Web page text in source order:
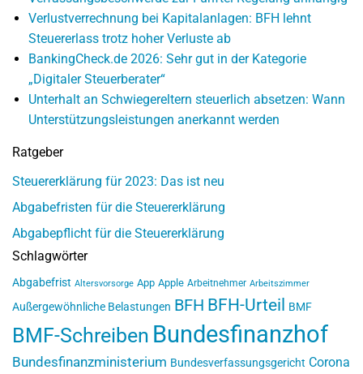
Verlustverrechnung bei Kapitalanlagen: BFH lehnt
Steuererlass trotz hoher Verluste ab
BankingCheck.de 2026: Sehr gut in der Kategorie
„Digitaler Steuerberater“
Unterhalt an Schwiegereltern steuerlich absetzen: Wann
Unterstützungsleistungen anerkannt werden
Ratgeber
Steuererklärung für 2023: Das ist neu
Abgabefristen für die Steuererklärung
Abgabepflicht für die Steuererklärung
Schlagwörter
Abgabefrist Altersvorsorge App Apple Arbeitnehmer Arbeitszimmer
Außergewöhnliche Belastungen BFH BFH-Urteil BMF
BMF-Schreiben Bundesfinanzhof
Bundesfinanzministerium Bundesverfassungsgericht Corona